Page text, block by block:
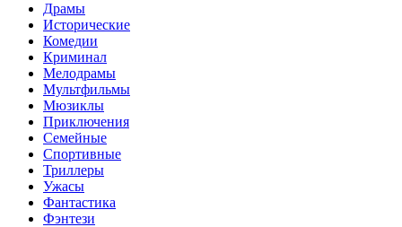
Драмы
Исторические
Комедии
Криминал
Мелодрамы
Мультфильмы
Мюзиклы
Приключения
Семейные
Спортивные
Триллеры
Ужасы
Фантастика
Фэнтези